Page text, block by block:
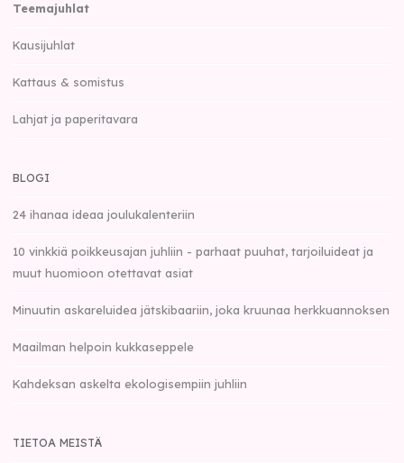
Teemajuhlat
Kausijuhlat
Kattaus & somistus
Lahjat ja paperitavara
BLOGI
24 ihanaa ideaa joulukalenteriin
10 vinkkiä poikkeusajan juhliin - parhaat puuhat, tarjoiluideat ja
muut huomioon otettavat asiat
Minuutin askareluidea jätskibaariin, joka kruunaa herkkuannoksen
Maailman helpoin kukkaseppele
Kahdeksan askelta ekologisempiin juhliin
TIETOA MEISTÄ